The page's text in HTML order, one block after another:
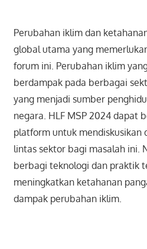
Perubahan iklim dan
global utama yang
forum ini. Perubahan iklim
berdampak pada berbagai
yang menjadi sumber
negara. HLF MSP 2024 dapat
platform untuk mendiskusikan
lintas sektor bagi masalah ini.
berbagi teknologi dan praktik
meningkatkan ketahanan
dampak perubahan iklim.